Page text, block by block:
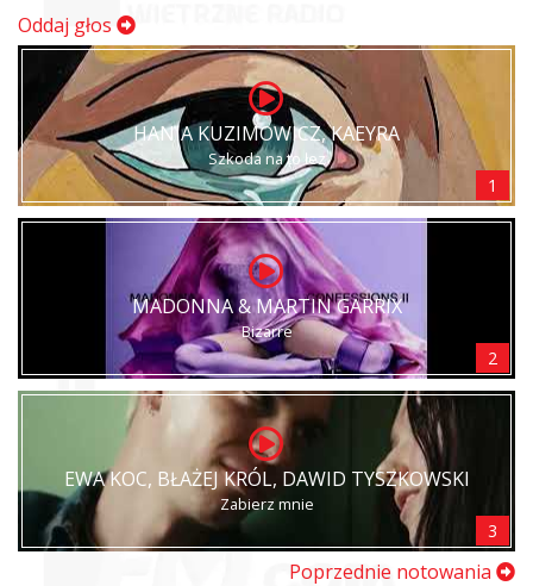
Oddaj głos
HANIA KUZIMOWICZ, KAEYRA
Szkoda na to łez
1
MADONNA & MARTIN GARRIX
Bizarre
2
EWA KOC, BŁAŻEJ KRÓL, DAWID TYSZKOWSKI
Zabierz mnie
3
Poprzednie notowania